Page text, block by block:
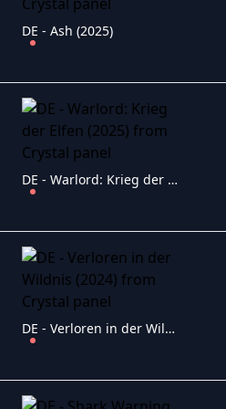
DE - Ash (2025)
DE - Warlord: Krieg der Elfen (2025)
DE - Verloren in der Wildnis (2024)